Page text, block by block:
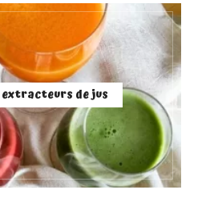
extracteurs de jus